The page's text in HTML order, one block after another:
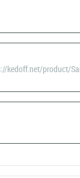
kedoff.net/product/